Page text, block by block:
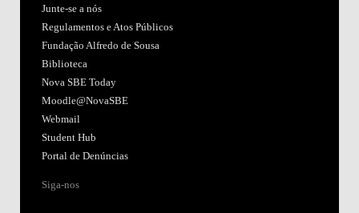
Junte-se a nós
Regulamentos e Atos Públicos
Fundação Alfredo de Sousa
Biblioteca
Nova SBE Today
Moodle@NovaSBE
Webmail
Student Hub
Portal de Denúncias
Siga-nos